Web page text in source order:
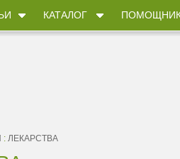
КАТАЛОГ
: ЛЕКАРСТВА